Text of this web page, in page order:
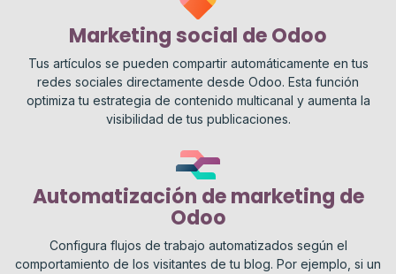
Marketing social de Odoo
Tus artículos se pueden compartir automáticamente en tus
redes sociales directamente desde Odoo. Esta función
optimiza tu estrategia de contenido multicanal y aumenta la
visibilidad de tus publicaciones.
Automatización de marketing de
Odoo
Configura flujos de trabajo automatizados según el
comportamiento de los visitantes de tu blog. Por ejemplo, si un